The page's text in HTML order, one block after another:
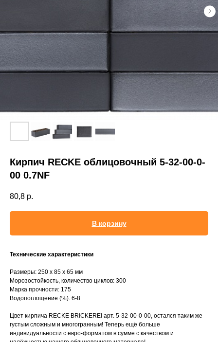
Кирпич RECKE облицовочный 5-32-00-0-
00 0.7NF
80,8 р.
В корзину
Технические характеристики
Размеры: 250 х 85 х 65 мм
Морозостойкость, количество циклов: 300
Марка прочности: 175
Водопоглощение (%): 6-8
Цвет кирпича RECKE BRICKEREI арт. 5-32-00-0-00, остался таким же
густым сложным и многогранным! Теперь ещё больше
индивидуальности с евро-форматом в сумме с качеством и